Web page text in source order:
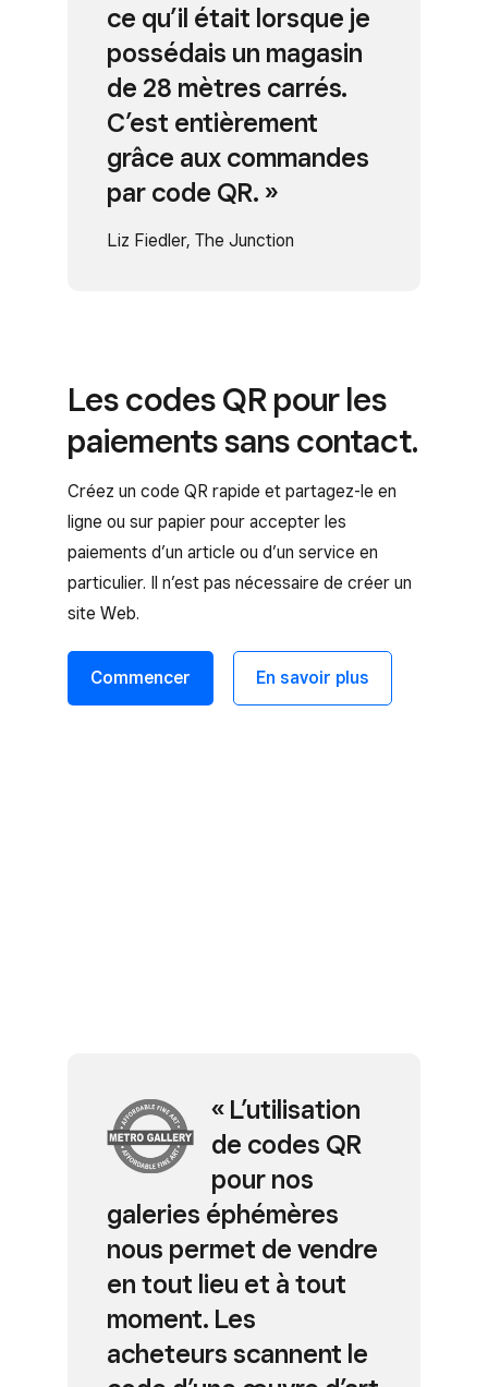
ce qu’il était lorsque je
possédais un magasin
de 28 mètres carrés.
C’est entièrement
grâce aux commandes
par code QR. »
Liz Fiedler, The Junction
Les codes QR pour les
paiements sans contact.
Créez un code QR rapide et partagez-le en
ligne ou sur papier pour accepter les
paiements d’un article ou d’un service en
particulier. Il n’est pas nécessaire de créer un
site Web.
Commencer En savoir plus
« L’utilisation
de codes QR
pour nos
galeries éphémères
nous permet de vendre
en tout lieu et à tout
moment. Les
acheteurs scannent le